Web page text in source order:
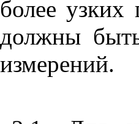
более узких
должны
измерений.